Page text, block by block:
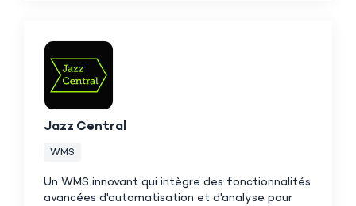
Jazz Central
WMS
Un WMS innovant qui intègre des fonctionnalités
avancées d'automatisation et d'analyse pour